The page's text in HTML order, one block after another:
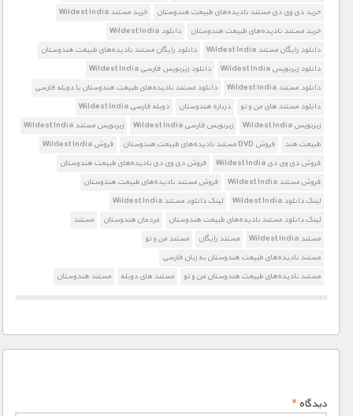
خرید دی وی دی مستند نادیده‌های طبیعت هندوستان
خرید مستند Wildest India
خرید مستند نادیده‌های طبیعت هندوستان
دانلود Wildest India
دانلود رایگان مستند Wildest India
دانلود رایگان مستند نادیده‌های طبیعت هندوستان
دانلود زیرنویس Wildest India
دانلود زیرنویس فارسی Wildest India
دانلود مستند Wildest India
دانلود مستند نادیده‌های طبیعت هندوستان با دوبله فارسی
دانلود مستند های من و تو
درباره هندوستان
دوبله فارسی Wildest India
زیرنویس Wildest India
زیرنویس فارسی Wildest India
زیرنویس مستند Wildest India
طبیعت هند
فروش DVD مستند نادیده‌های طبیعت هندوستان
فروش Wildest India
فروش دی وی دی Wildest India
فروش دی وی دی نادیده‌های طبیعت هندوستان
فروش مستند Wildest India
فروش مستند نادیده‌های طبیعت هندوستان
لینک دانلود Wildest India
لینک دانلود مستند Wildest India
لینک دانلود مستند نادیده‌های طبیعت هندوستان
مردمان هندوستان
مستند
مستند Wildest India
مستند رایگان
مستند من و تو
مستند نادیده‌های طبیعت هندوستان به زبان فارسی
مستند نادیده‌های طبیعت هندوستان من و تو
مستند های دوبله مستند هندوستان
دیدگاه*